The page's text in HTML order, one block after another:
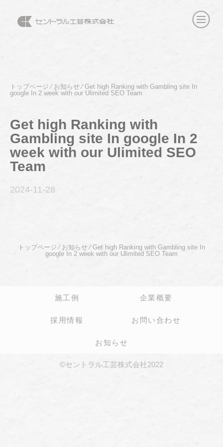
トップページ⁄ お知らせ⁄Get high Ranking with Gambling site In
google In 2 week with our Ulimited SEO Team
Get high Ranking with
Gambling site In google In 2
week with our Ulimited SEO
Team
2024-11 -28
トップページ ⁄ お知らせ⁄Get high Ranking with Gambling site In
google In 2 week with our Ulimited SEO Team
施工例 企業概要
採用情報 お問い合わせ
お知らせ
©セントラル工芸株式会社2022